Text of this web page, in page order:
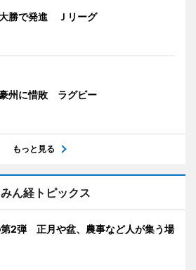
勝で発進 Ｊリーグ
州に惜敗 ラグビー
もっと見る
みん経トピックス
第2弾 正月や盆、農事など人が集う場